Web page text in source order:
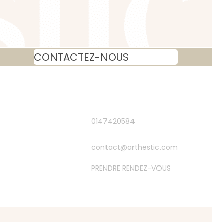
CONTACTEZ-NOUS
0147420584
contact@arthestic.com
PRENDRE RENDEZ-VOUS